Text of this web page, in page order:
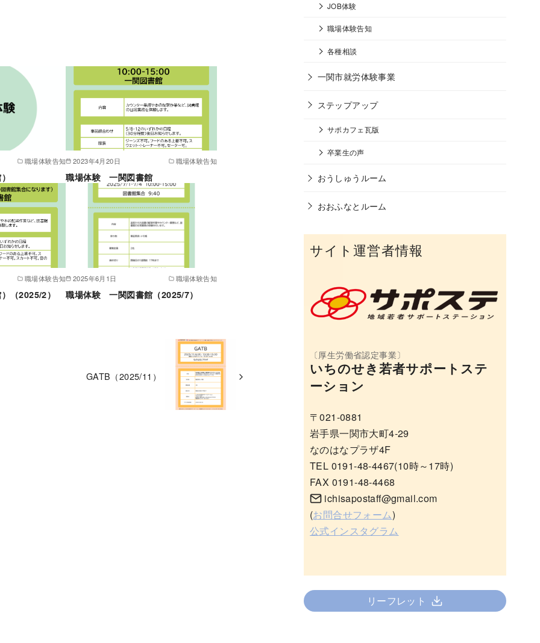
職場体験告知 2023年4月20日 職場体験告知
職場体験 一関図書館
職場体験告知
（2025/2）
2025年6月1日 職場体験告知
職場体験 一関図書館（2025/7）
GATB（2025/11）
JOB体験
職場体験告知
各種相談
一関市就労体験事業
ステップアップ
サポカフェ瓦版
卒業生の声
おうしゅうルーム
おおふなとルーム
サイト運営者情報
いちのせき若者サポートステ
ーション
〒021-0881
岩手県一関市大町4-29
なのはなプラザ4F
TEL 0191-48-4467(10時～17時)
FAX 0191-48-4468
ichisapostaff@gmail.com
(お問合せフォーム)
公式インスタグラム
リーフレット